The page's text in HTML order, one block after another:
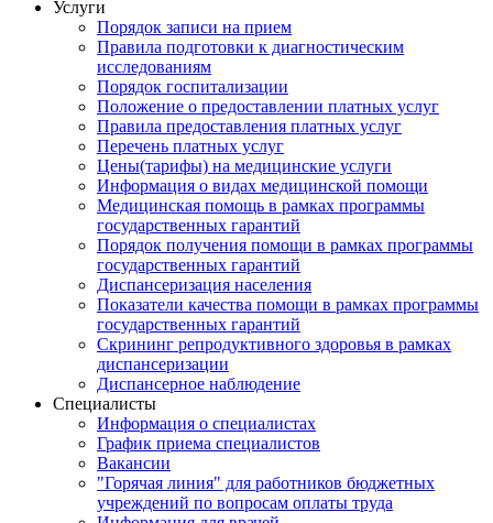
Услуги
Порядок записи на прием
Правила подготовки к диагностическим
исследованиям
Порядок госпитализации
Положение о предоставлении платных услуг
Правила предоставления платных услуг
Перечень платных услуг
Цены(тарифы) на медицинские услуги
Информация о видах медицинской помощи
Медицинская помощь в рамках программы
государственных гарантий
Порядок получения помощи в рамках программы
государственных гарантий
Диспансеризация населения
Показатели качества помощи в рамках программы
государственных гарантий
Скрининг репродуктивного здоровья в рамках
диспансеризации
Диспансерное наблюдение
Специалисты
Информация о специалистах
График приема специалистов
Вакансии
"Горячая линия" для работников бюджетных
учреждений по вопросам оплаты труда